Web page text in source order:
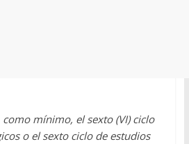
mínimo, el sexto (VI) ciclo
o el sexto ciclo de estudios